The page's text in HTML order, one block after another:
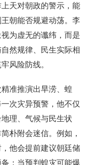
天对朝政的警示，能
朝能否规避动荡。李
为虚无的谶纬，而是
然规律、民生实际相
风险防线。
准推演出旱涝、蝗
次灾异预警，他不仅
理、气候与民生状
朴附会迷信。例如，
他会提前建议朝廷储
；当预判蝗灾可能爆